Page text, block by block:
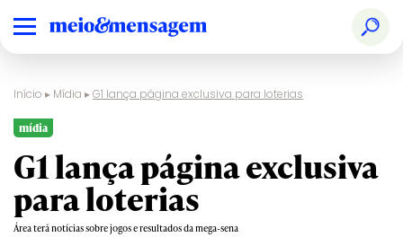
Início ▸ Mídia ▸G1 lança página exclusiva para loterias
mídia
G1 lança página exclusiva
para loterias
Área terá notícias sobre jogos e resultados da mega-sena